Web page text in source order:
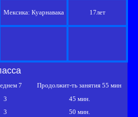
Мексика: Куарнавака
17лет
7
Продолжит-ть занятия 55 мин
3
45 мин.
3 50 мин.